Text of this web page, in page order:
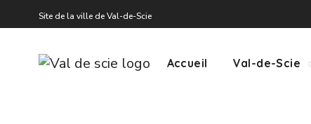
Site de la ville de Val-de-Scie
Accueil Val-de-Scie